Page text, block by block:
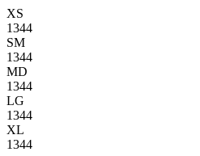
XS
1344
SM
1344
MD
1344
LG
1344
XL
1344